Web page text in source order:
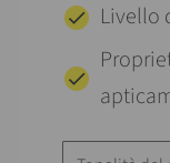
Livello